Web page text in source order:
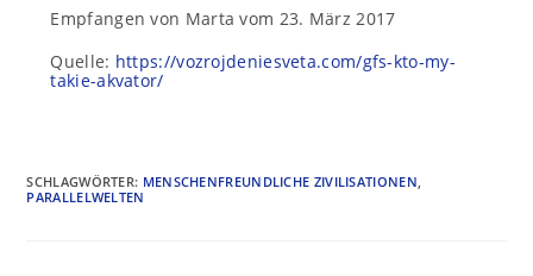
Empfangen von Marta vom 23. März 2017
Quelle: https://vozrojdeniesveta.com/gfs-kto-my-
takie-akvator/
SCHLAGWÖRTER: MENSCHENFREUNDLICHE ZIVILISATIONEN,
PARALLELWELTEN